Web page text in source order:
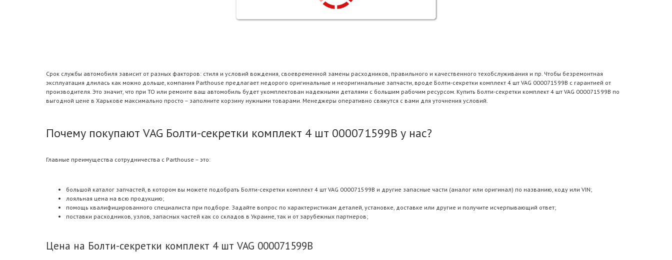
Срок службы автомобиля зависит от разных факторов: стиля и условий вождения, своевременной замены расходников, правильного и качественного техобслуживания и пр. Чтобы безремонтная
эксплуатация длилась как можно дольше, компания Parthouse предлагает недорого оригинальные и неоригинальные запчасти, вроде Болти-секретки комплект 4 шт VAG 000071599B с гарантией от
производителя. Это значит, что при ТО или ремонте ваш автомобиль будет укомплектован надежными деталями с большим рабочим ресурсом. Купить Болти-секретки комплект 4 шт VAG 000071599B по
выгодной цене в Харькове максимально просто – заполните корзину нужными товарами. Менеджеры оперативно свяжутся с вами для уточнения условий.
Почему покупают VAG Болти-секретки комплект 4 шт 000071599B у нас?
Главные преимущества сотрудничества с Parthouse – это:
большой каталог запчастей, в котором вы можете подобрать Болти-секретки комплект 4 шт VAG 000071599B и другие запасные части (аналог или оригинал) по названию, коду или VIN;
лояльная цена на всю продукцию;
помощь квалифицированного специалиста при подборе. Задайте вопрос по характеристикам деталей, установке, доставке или другие и получите исчерпывающий ответ;
поставки расходников, узлов, запасных частей как со складов в Украине, так и от зарубежных партнеров;
Цена на Болти-секретки комплект 4 шт VAG 000071599B